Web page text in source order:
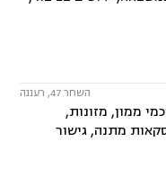
השחר 47, רעננה
ממון, מזונות,
מתנה, גישור